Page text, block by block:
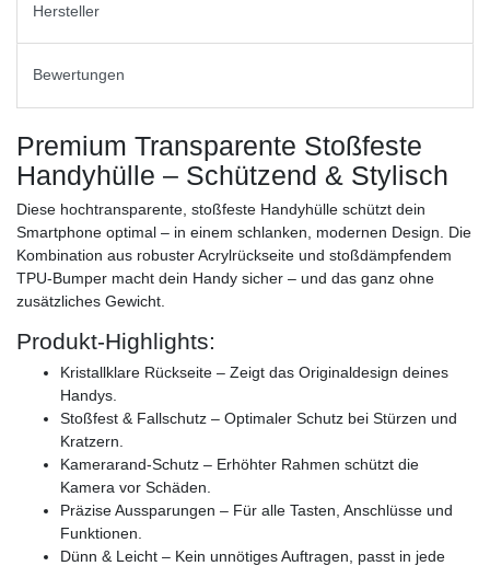
Hersteller
Bewertungen
Premium Transparente Stoßfeste
Handyhülle – Schützend & Stylisch
Diese hochtransparente, stoßfeste Handyhülle schützt dein
Smartphone optimal – in einem schlanken, modernen Design. Die
Kombination aus robuster Acrylrückseite und stoßdämpfendem
TPU-Bumper macht dein Handy sicher – und das ganz ohne
zusätzliches Gewicht.
Produkt-Highlights:
Kristallklare Rückseite – Zeigt das Originaldesign deines
Handys.
Stoßfest & Fallschutz – Optimaler Schutz bei Stürzen und
Kratzern.
Kamerarand-Schutz – Erhöhter Rahmen schützt die
Kamera vor Schäden.
Präzise Aussparungen – Für alle Tasten, Anschlüsse und
Funktionen.
Dünn & Leicht – Kein unnötiges Auftragen, passt in jede